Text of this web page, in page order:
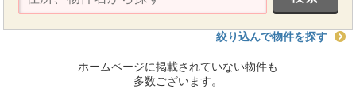
絞り込んで物件を探す
ホームページに掲載されていない物件も
多数ございます。